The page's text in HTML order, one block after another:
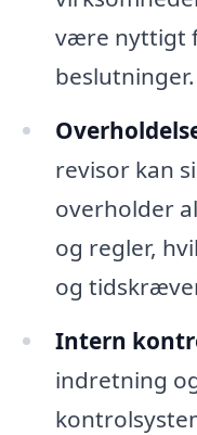
være nyttigt
beslutninger.
revisor kan
overholder
og regler,
og
Intern
indretning